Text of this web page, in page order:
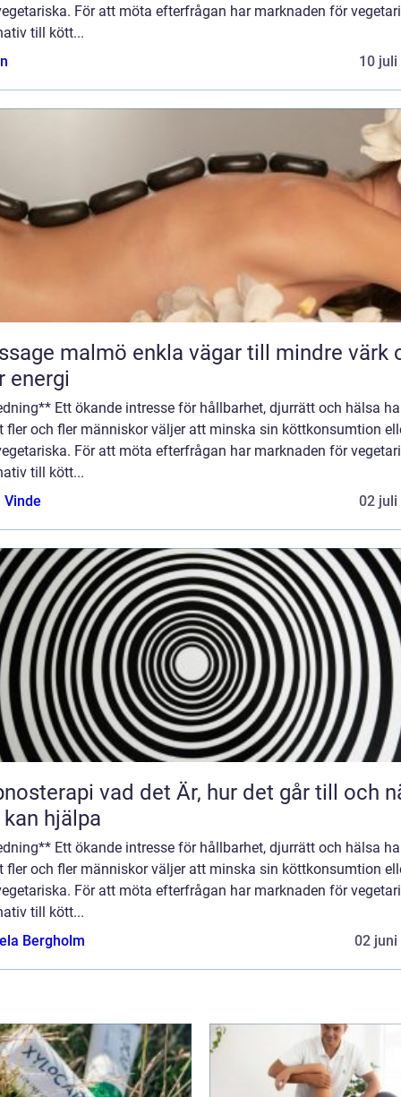
För att möta efterfrågan har marknaden för
till kött...
10 juli
enkla vägar till mindre värk och
energi
Ett ökande intresse för hållbarhet, djurrätt och hälsa
fler och fler människor väljer att minska sin köttkonsumtion
För att möta efterfrågan har marknaden för
till kött...
Vinde
02 juli
det Är, hur det går till och när
hjälpa
Ett ökande intresse för hållbarhet, djurrätt och hälsa
fler och fler människor väljer att minska sin köttkonsumtion
För att möta efterfrågan har marknaden för
till kött...
Bergholm
02 juni